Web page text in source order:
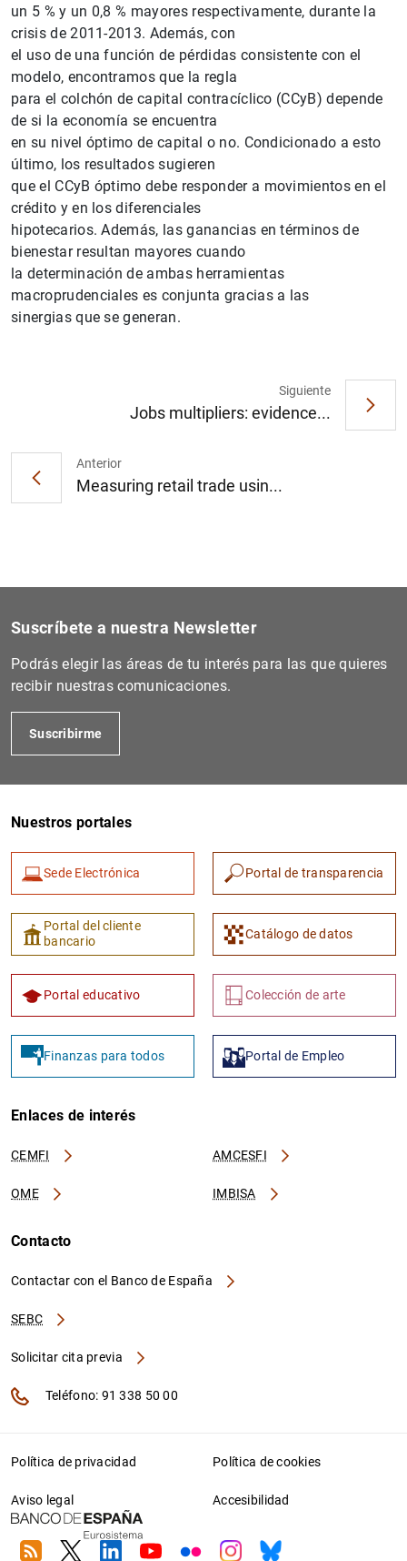
un 5 % y un 0,8 % mayores respectivamente, durante la
crisis de 2011-2013. Además, con
el uso de una función de pérdidas consistente con el
modelo, encontramos que la regla
para el colchón de capital contracíclico (CCyB) depende
de si la economía se encuentra
en su nivel óptimo de capital o no. Condicionado a esto
último, los resultados sugieren
que el CCyB óptimo debe responder a movimientos en el
crédito y en los diferenciales
hipotecarios. Además, las ganancias en términos de
bienestar resultan mayores cuando
la determinación de ambas herramientas
macroprudenciales es conjunta gracias a las
sinergias que se generan.
Anterior
Measuring retail trade usin...
Siguiente
Jobs multipliers: evidence...
1 2
Suscríbete a nuestra Newsletter
Podrás elegir las áreas de tu interés para las que quieres
recibir nuestras comunicaciones.
Suscribirme
Nuestros portales
Sede Electrónica Portal de transparencia
Portal del cliente
bancario
Catálogo de datos
Portal educativo Colección de arte
Finanzas para todos Portal de Empleo
Enlaces de interés
CEMFI AMCESFI
OME IMBISA
Contacto
Contactar con el Banco de España
SEBC
Solicitar cita previa
Teléfono: 91 338 50 00
Política de privacidad Política de cookies
Aviso legal Accesibilidad
RSS TwitterLinkedin
YoutubeFlickrInstagram
Bluesky